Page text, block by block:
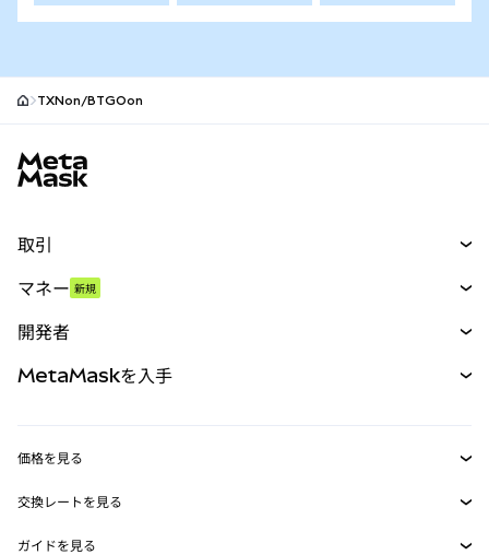
TXNon/BTGOon
取引
パーペチュアル
RWA
マネー 新規
開発者
MetaMask Connect
Snaps
MetaMaskを入手
価格を見る
イーサリアムの価格
Solanaの価格
交換レートを見る
ガイドを見る